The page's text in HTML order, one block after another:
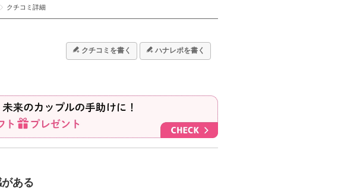
クチコミ詳細
クチコミを書く ハナレポを書く
ある